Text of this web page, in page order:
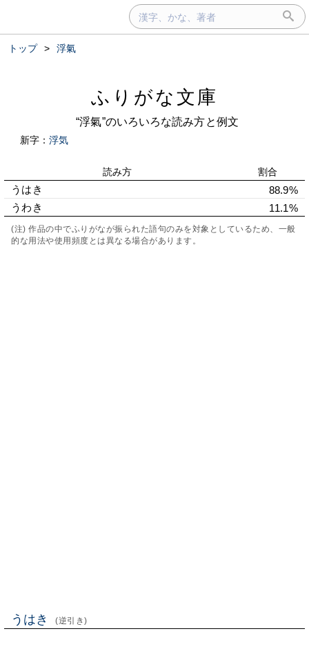
トップ > 浮氣
ふりがな文庫
“浮氣”のいろいろな読み方と例文
新字： 浮気
読み方 割合
うはき
88.9%
うわき
11.1%
(注) 作品の中でふりがなが振られた語句のみを対象としているため、一般
的な用法や使用頻度とは異なる場合があります。
うはき (逆引き)